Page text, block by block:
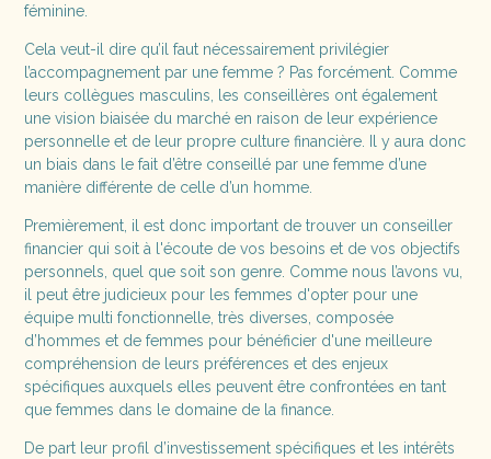
féminine.
Cela veut-il dire qu’il faut nécessairement privilégier
l’accompagnement par une femme ? Pas forcément. Comme
leurs collègues masculins, les conseillères ont également
une vision biaisée du marché en raison de leur expérience
personnelle et de leur propre culture financière. Il y aura donc
un biais dans le fait d’être conseillé par une femme d’une
manière différente de celle d’un homme.
Premièrement, il est donc important de trouver un conseiller
financier qui soit à l'écoute de vos besoins et de vos objectifs
personnels, quel que soit son genre. Comme nous l’avons vu,
il peut être judicieux pour les femmes d'opter pour une
équipe multi fonctionnelle, très diverses, composée
d’hommes et de femmes pour bénéficier d'une meilleure
compréhension de leurs préférences et des enjeux
spécifiques auxquels elles peuvent être confrontées en tant
que femmes dans le domaine de la finance.
De part leur profil d’investissement spécifiques et les intérêts